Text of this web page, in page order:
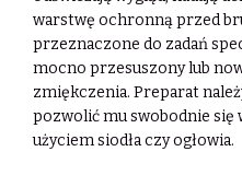
warstwę ochronną przed
przeznaczone do zadań
mocno przesuszony lub
zmiękczenia. Preparat
pozwolić mu swobodnie się
użyciem siodła czy ogłowia.